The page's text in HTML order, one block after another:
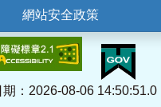
網站安全政策
期：2026-08-06 14:50:51.0